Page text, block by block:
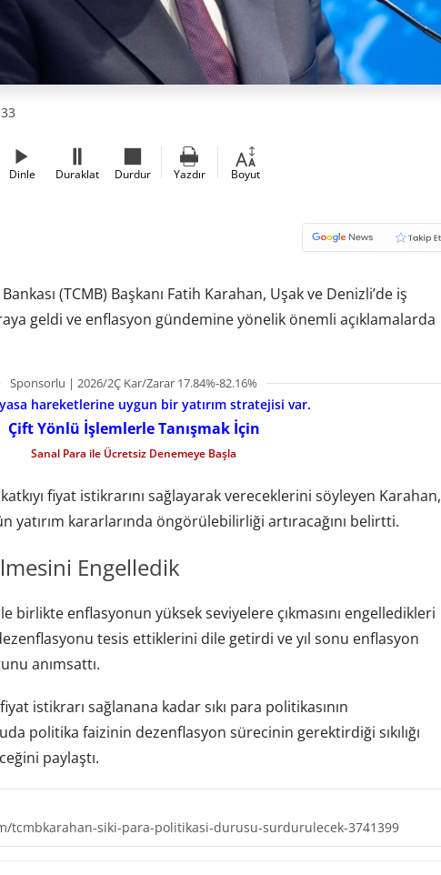
Dinle Duraklat Durdur Yazdır Boyut
(TCMB) Başkanı Fatih Karahan, Uşak ve Denizli’de iş
geldi ve enflasyon gündemine yönelik önemli açıklamalarda
Sponsorlu | 2026/2Ç Kar/Zarar 17.84%-82.16%
hareketlerine uygun bir yatırım stratejisi var.
Çift Yönlü İşlemlerle Tanışmak İçin
Sanal Para ile Ücretsiz Denemeye Başla
fiyat istikrarını sağlayarak vereceklerini söyleyen Karahan,
yatırım kararlarında öngörülebilirliği artıracağını belirtti.
Engelledik
birlikte enflasyonun yüksek seviyelere çıkmasını engelledikleri
tesis ettiklerini dile getirdi ve yıl sonu enflasyon
anımsattı.
istikrarı sağlanana kadar sıkı para politikasının
politika faizinin dezenflasyon sürecinin gerektirdiği sıkılığı
paylaştı.
tcmbkarahan-siki-para-politikasi-durusu-surdurulecek-3741399